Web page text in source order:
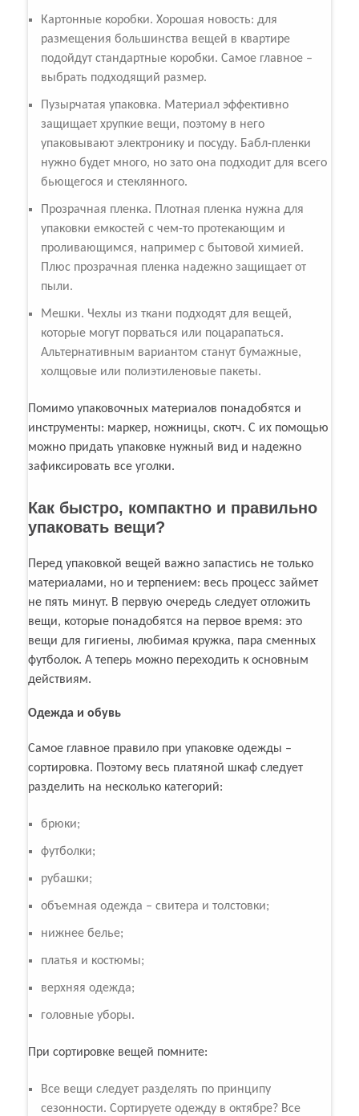
Картонные коробки. Хорошая новость: для
размещения большинства вещей в квартире
подойдут стандартные коробки. Самое главное –
выбрать подходящий размер.
Пузырчатая упаковка. Материал эффективно
защищает хрупкие вещи, поэтому в него
упаковывают электронику и посуду. Бабл-пленки
нужно будет много, но зато она подходит для всего
бьющегося и стеклянного.
Прозрачная пленка. Плотная пленка нужна для
упаковки емкостей с чем-то протекающим и
проливающимся, например с бытовой химией.
Плюс прозрачная пленка надежно защищает от
пыли.
Мешки. Чехлы из ткани подходят для вещей,
которые могут порваться или поцарапаться.
Альтернативным вариантом станут бумажные,
холщовые или полиэтиленовые пакеты.
Помимо упаковочных материалов понадобятся и
инструменты: маркер, ножницы, скотч. С их помощью
можно придать упаковке нужный вид и надежно
зафиксировать все уголки.
Как быстро, компактно и правильно
упаковать вещи?
Перед упаковкой вещей важно запастись не только
материалами, но и терпением: весь процесс займет
не пять минут. В первую очередь следует отложить
вещи, которые понадобятся на первое время: это
вещи для гигиены, любимая кружка, пара сменных
футболок. А теперь можно переходить к основным
действиям.
Одежда и обувь
Самое главное правило при упаковке одежды –
сортировка. Поэтому весь платяной шкаф следует
разделить на несколько категорий:
брюки;
футболки;
рубашки;
объемная одежда – свитера и толстовки;
нижнее белье;
платья и костюмы;
верхняя одежда;
головные уборы.
При сортировке вещей помните:
Все вещи следует разделять по принципу
сезонности. Сортируете одежду в октябре? Все